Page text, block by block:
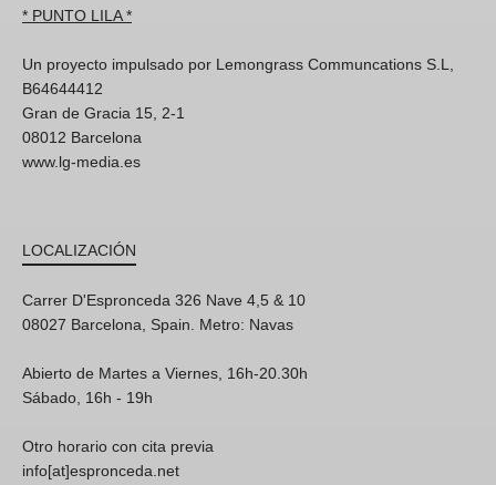
* PUNTO LILA *
Un proyecto impulsado por Lemongrass Communcations S.L,
B64644412
Gran de Gracia 15, 2-1
08012 Barcelona
www.lg-media.es
LOCALIZACIÓN
Carrer D'Espronceda 326 Nave 4,5 & 10
08027 Barcelona, Spain. Metro: Navas
Abierto de Martes a Viernes, 16h-20.30h
Sábado, 16h - 19h
Otro horario con cita previa
info[at]espronceda.net